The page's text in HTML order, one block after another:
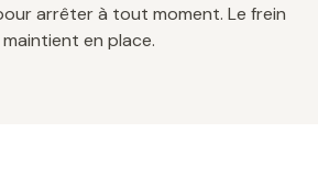
arrêter à tout moment. Le frein
en place.